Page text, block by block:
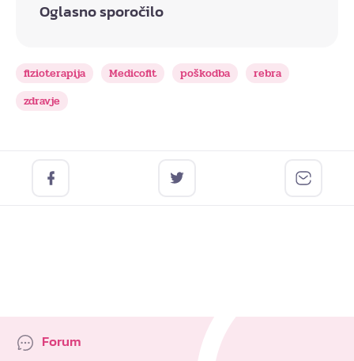
Oglasno sporočilo
fizioterapija Medicofit poškodba
rebra
zdravje
Forum